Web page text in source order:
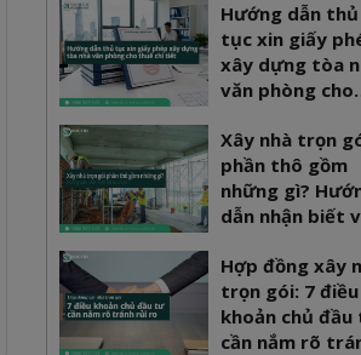
Hướng dẫn thủ
tục xin giấy
xây dựng tòa
văn phòng cho
Xây nhà trọn
phần thô gồm
những gì?
dẫn nhận biết
Hợp đồng xây
trọn gói: 7 điều
khoản chủ
cần nắm rõ